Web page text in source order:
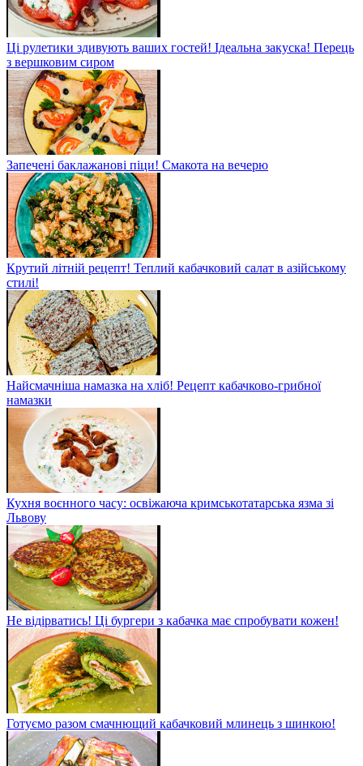
Ці рулетики здивують ваших гостей! Ідеальна закуска! Перець
з вершковим сиром
Запечені баклажанові піци! Смакота на вечерю
Крутий літній рецепт! Теплий кабачковий салат в азійському
стилі!
Найсмачніша намазка на хліб! Рецепт кабачково-грибної
намазки
Кухня воєнного часу: освіжаюча кримськотатарська язма зі
Львову
Не відірватись! Ці бургери з кабачка має спробувати кожен!
Готуємо разом смачнющий кабачковий млинець з шинкою!